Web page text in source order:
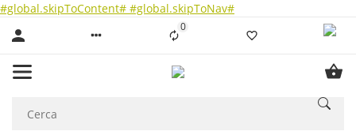
#global.skipToContent# #global.skipToNav#
0Liste ist leer